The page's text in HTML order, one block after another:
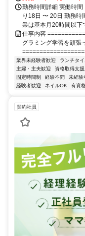
勤務時間詳細 実働時
り18日 〜 20日 勤務
業は基本月20時間以下
仕事内容
グラミング学習を頑張
業界未経験者歓迎 ランチタイ
主婦・主夫歓迎
資格取得支援
固定時間制
経験不問 未経験
経験者歓迎
ネイルOK 有資
契約社員